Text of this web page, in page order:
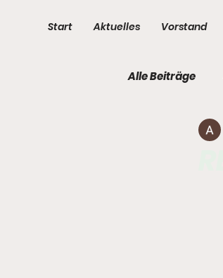
Start Aktuelles Vorstand
Alle Beiträge
3. Kompanie